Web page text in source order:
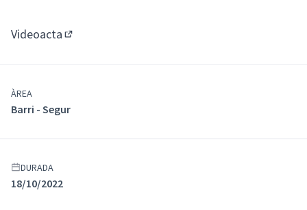
Videoacta
ÀREA
Barri - Segur
DURADA
18/10/2022